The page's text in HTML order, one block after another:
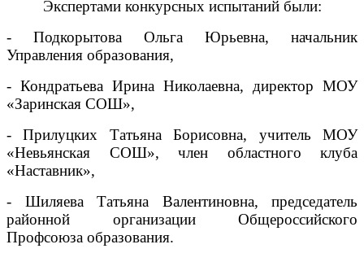
Экспертами конкурсных испытаний были:
- Подкорытова Ольга Юрьевна, начальник
Управления образования,
- Кондратьева Ирина Николаевна, директор МОУ
«Заринская СОШ»,
- Прилуцких Татьяна Борисовна, учитель МОУ
«Невьянская СОШ», член областного клуба
«Наставник»,
- Шиляева Татьяна Валентиновна, председатель
районной организации Общероссийского
Профсоюза образования.